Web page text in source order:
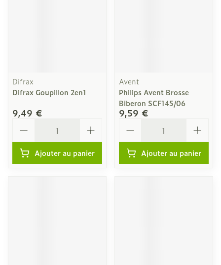
Difrax
Difrax Goupillon 2en1
9,49 €
Ajouter au panier
Avent
Philips Avent Brosse
Biberon SCF145/06
9,59 €
Ajouter au panier